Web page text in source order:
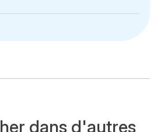
dans d'autres